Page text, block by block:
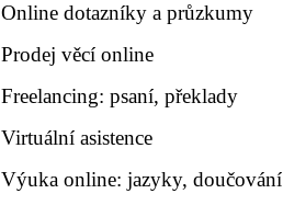
Online dotazníky a průzkumy
Prodej věcí online
Freelancing: psaní, překlady
Virtuální asistence
Výuka online: jazyky, doučování